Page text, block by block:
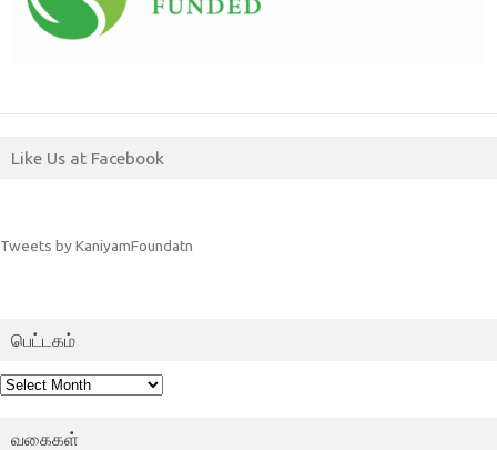
Like Us at Facebook
Tweets by KaniyamFoundatn
பெட்டகம்
பெட்டகம்
வகைகள்